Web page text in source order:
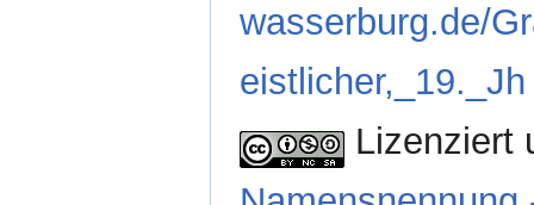
wasserburg.de/
eistlicher,_19._Jh
Lizenziert